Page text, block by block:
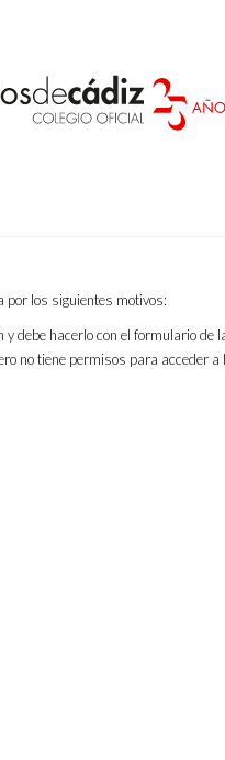
por los siguientes motivos:
y debe hacerlo con el formulario de
no tiene permisos para acceder